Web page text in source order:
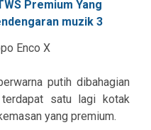
Enco X
putih dibahagian
satu lagi kotak
yang premium.